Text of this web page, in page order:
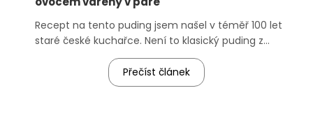
Recept na tento puding jsem našel v téměř 100 let
staré české kuchařce. Není to klasický puding z
pytlíku jak známe dnes, ale je z ovoce, tvarohu,
žloutků, ostatně podívejte se sami! Pomocníkem
multifunkční hrnecSalente.
Přečíst článek